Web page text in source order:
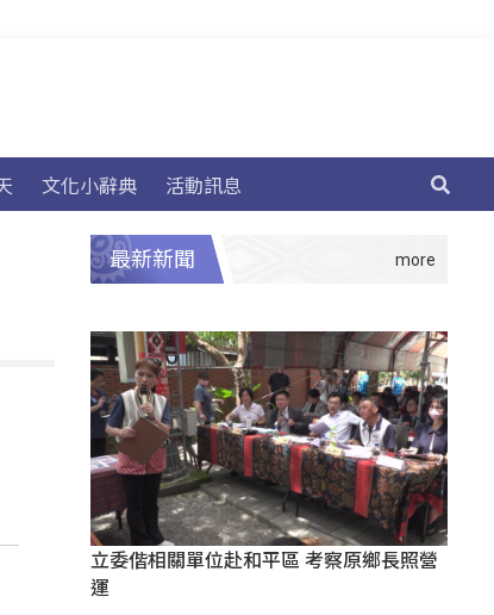
文化小辭典 活動訊息
最新新聞
立委偕相關單位赴和平區 考察原鄉長照營
運